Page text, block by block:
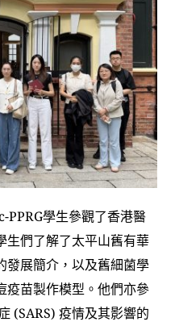
PPRG學生參觀了香港醫
生們了解了太平山舊有華
發展簡介，以及舊細菌學
疫苗製作模型。他們亦參
(SARS) 疫情及其影響的